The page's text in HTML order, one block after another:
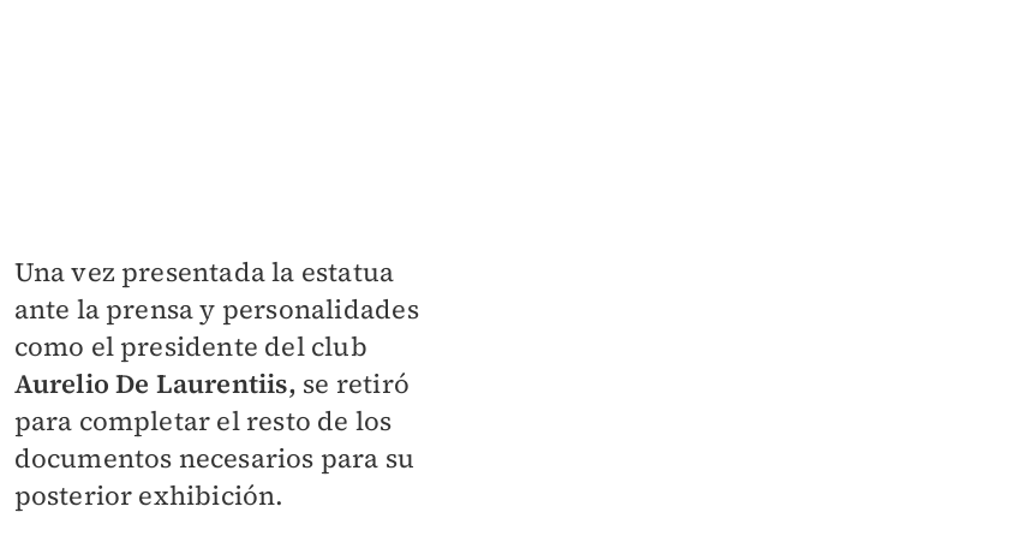
Una vez presentada la estatua
ante la prensa y personalidades
como el presidente del club
Aurelio De Laurentiis, se retiró
para completar el resto de los
documentos necesarios para su
posterior exhibición.